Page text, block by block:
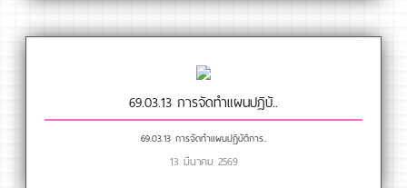
69.03.13 การจัดทำแผนปฏิบั..
69.03.13 การจัดทำแผนปฏิบัติการ..
13 มีนาคม 2569